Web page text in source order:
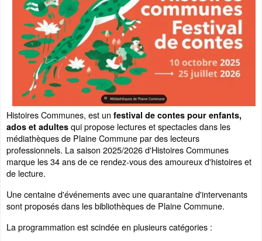
Histoires Communes, est un festival de contes pour enfants,
ados et adultes qui propose lectures et spectacles dans les
médiathèques de Plaine Commune par des lecteurs
professionnels. La saison 2025/2026 d'Histoires Communes
marque les 34 ans de ce rendez-vous des amoureux d'histoires et
de lecture.
Une centaine d'événements avec une quarantaine d'intervenants
sont proposés dans les bibliothèques de Plaine Commune.
La programmation est scindée en plusieurs catégories :